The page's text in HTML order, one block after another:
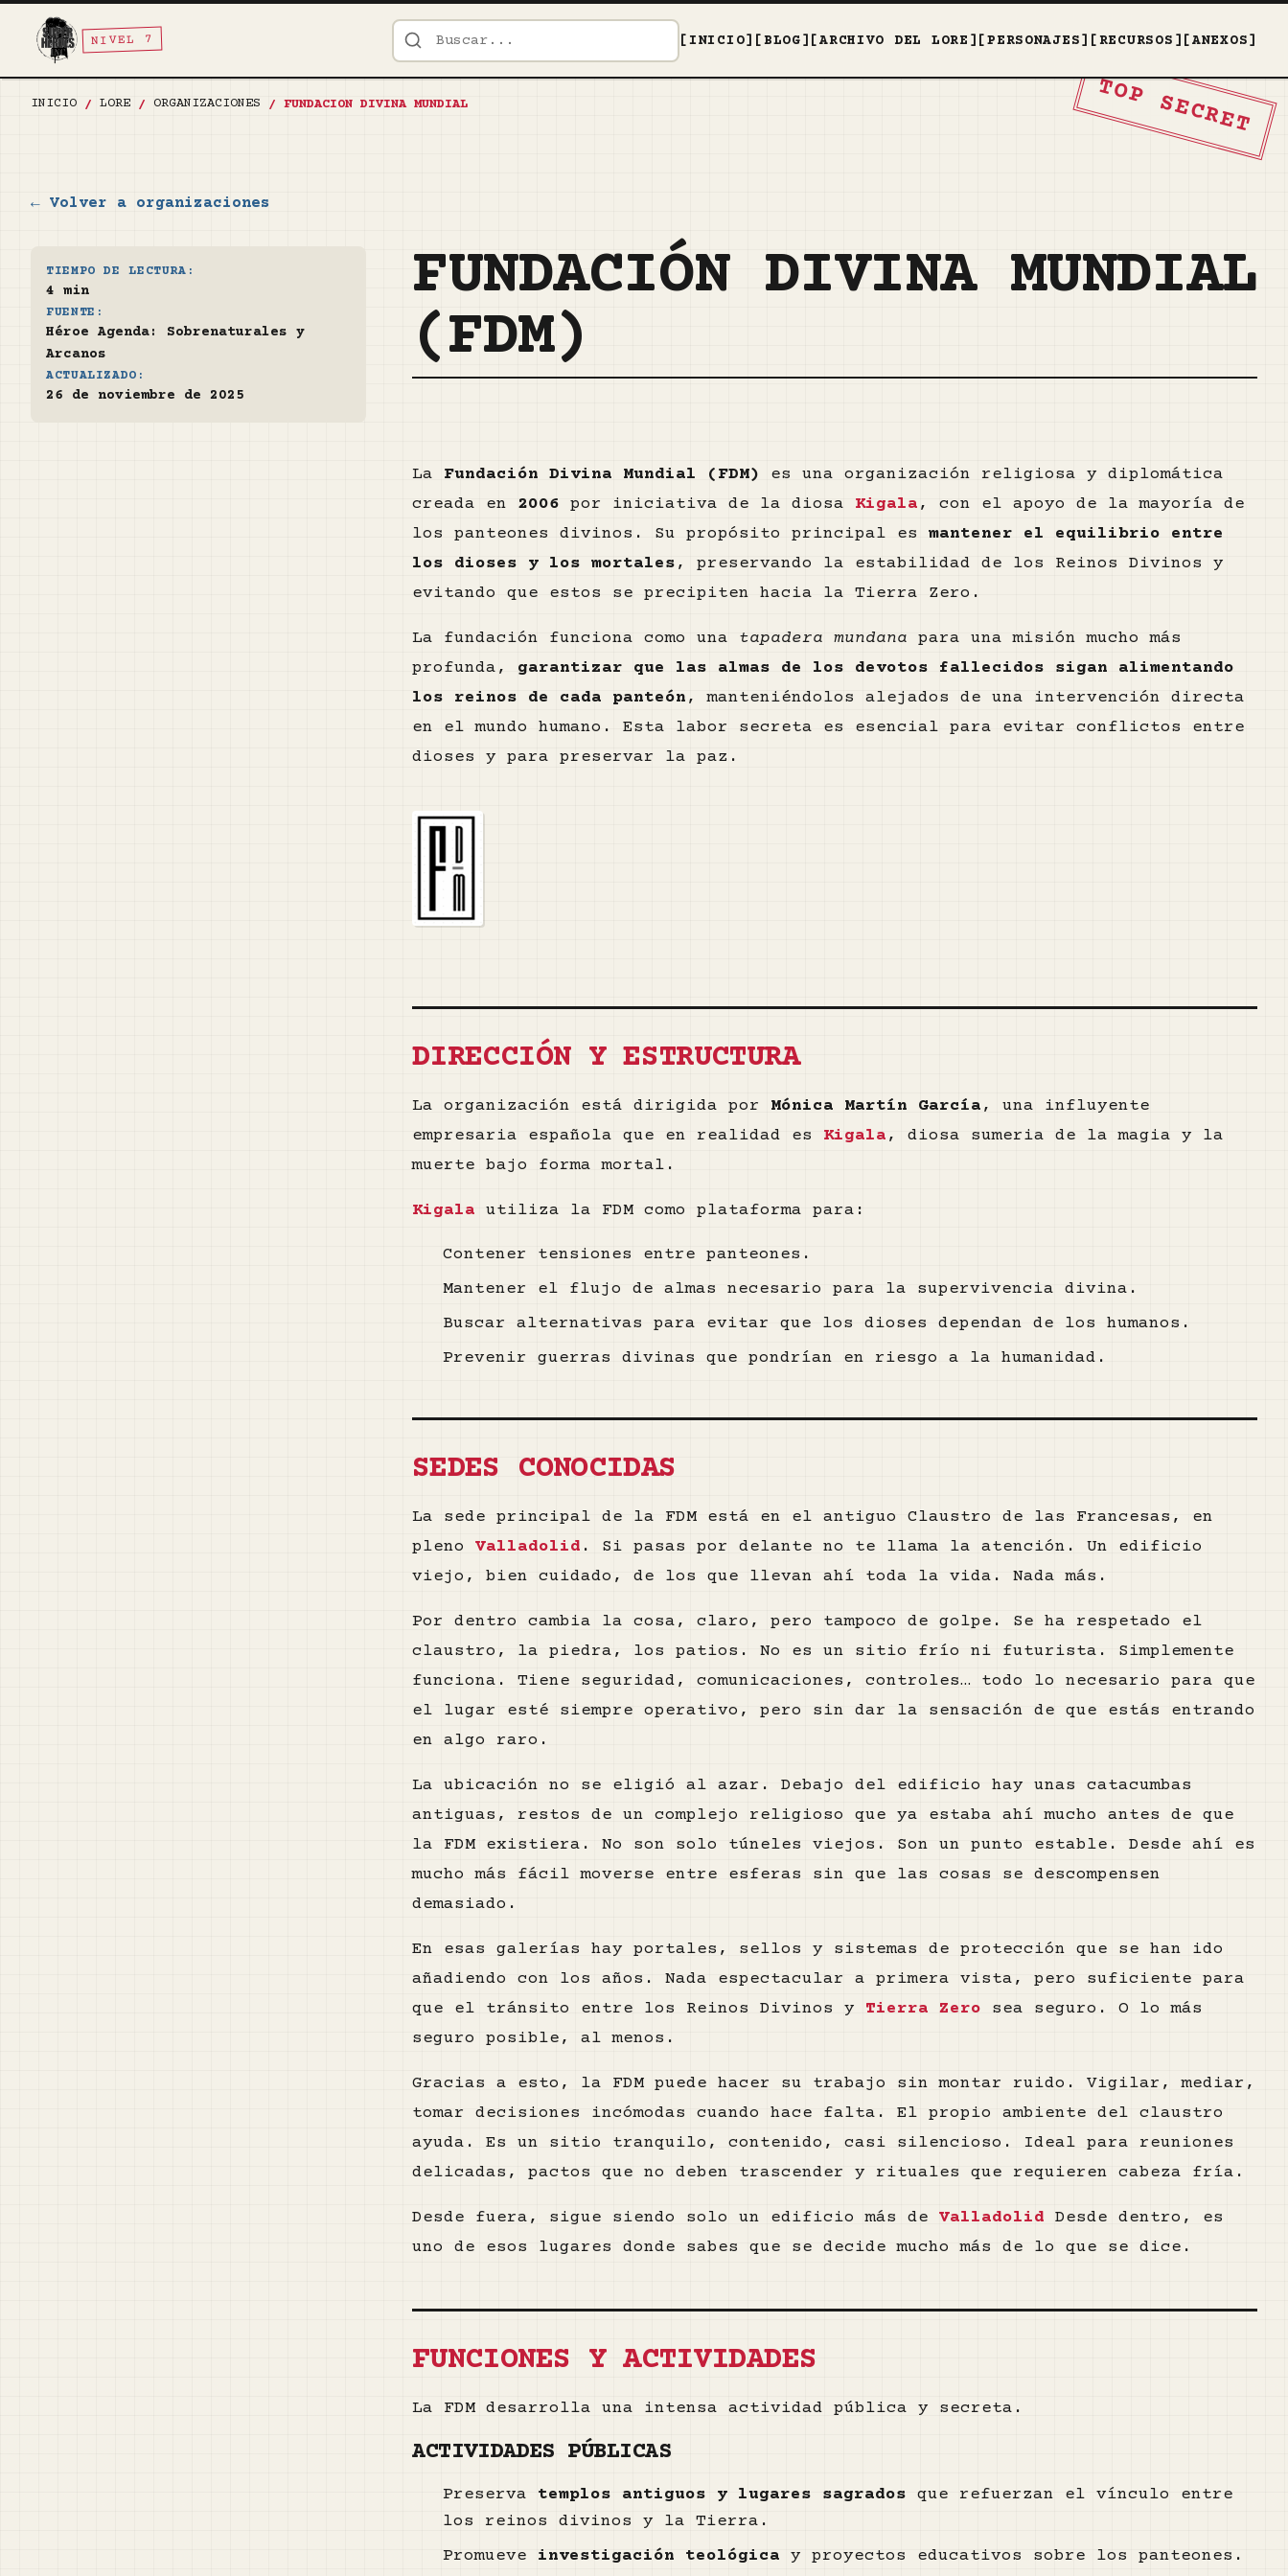
TOP SECRET
NIVEL 7 [INICIO] [BLOG] [ARCHIVO DEL LORE] [PERSONAJES] [RECURSOS] [ANEXOS]
INICIO / LORE / ORGANIZACIONES / FUNDACION DIVINA MUNDIAL
← Volver a organizaciones
TIEMPO DE LECTURA:
4 min
FUENTE:
Héroe Agenda: Sobrenaturales y
Arcanos
ACTUALIZADO:
26 de noviembre de 2025
FUNDACIÓN DIVINA MUNDIAL
(FDM)
La Fundación Divina Mundial (FDM) es una organización religiosa y diplomática
creada en 2006 por iniciativa de la diosa Kigala , con el apoyo de la mayoría de
los panteones divinos. Su propósito principal es mantener el equilibrio entre
los dioses y los mortales , preservando la estabilidad de los Reinos Divinos y
evitando que estos se precipiten hacia la Tierra Zero.
La fundación funciona como una tapadera mundana para una misión mucho más
profunda, garantizar que las almas de los devotos fallecidos sigan alimentando
los reinos de cada panteón , manteniéndolos alejados de una intervención directa
en el mundo humano. Esta labor secreta es esencial para evitar conflictos entre
dioses y para preservar la paz.
DIRECCIÓN Y ESTRUCTURA
La organización está dirigida por Mónica Martín García , una influyente
empresaria española que en realidad es Kigala , diosa sumeria de la magia y la
muerte bajo forma mortal.
Kigala utiliza la FDM como plataforma para:
Contener tensiones entre panteones.
Mantener el flujo de almas necesario para la supervivencia divina.
Buscar alternativas para evitar que los dioses dependan de los humanos.
Prevenir guerras divinas que pondrían en riesgo a la humanidad.
SEDES CONOCIDAS
La sede principal de la FDM está en el antiguo Claustro de las Francesas, en
pleno Valladolid . Si pasas por delante no te llama la atención. Un edificio
viejo, bien cuidado, de los que llevan ahí toda la vida. Nada más.
Por dentro cambia la cosa, claro, pero tampoco de golpe. Se ha respetado el
claustro, la piedra, los patios. No es un sitio frío ni futurista. Simplemente
funciona. Tiene seguridad, comunicaciones, controles… todo lo necesario para que
el lugar esté siempre operativo, pero sin dar la sensación de que estás entrando
en algo raro.
La ubicación no se eligió al azar. Debajo del edificio hay unas catacumbas
antiguas, restos de un complejo religioso que ya estaba ahí mucho antes de que
la FDM existiera. No son solo túneles viejos. Son un punto estable. Desde ahí es
mucho más fácil moverse entre esferas sin que las cosas se descompensen
demasiado.
En esas galerías hay portales, sellos y sistemas de protección que se han ido
añadiendo con los años. Nada espectacular a primera vista, pero suficiente para
que el tránsito entre los Reinos Divinos y Tierra Zero sea seguro. O lo más
seguro posible, al menos.
Gracias a esto, la FDM puede hacer su trabajo sin montar ruido. Vigilar, mediar,
tomar decisiones incómodas cuando hace falta. El propio ambiente del claustro
ayuda. Es un sitio tranquilo, contenido, casi silencioso. Ideal para reuniones
delicadas, pactos que no deben trascender y rituales que requieren cabeza fría.
Desde fuera, sigue siendo solo un edificio más de Valladolid Desde dentro, es
uno de esos lugares donde sabes que se decide mucho más de lo que se dice.
FUNCIONES Y ACTIVIDADES
La FDM desarrolla una intensa actividad pública y secreta.
ACTIVIDADES PÚBLICAS
Preserva templos antiguos y lugares sagrados que refuerzan el vínculo entre
los reinos divinos y la Tierra.
Promueve investigación teológica y proyectos educativos sobre los panteones.